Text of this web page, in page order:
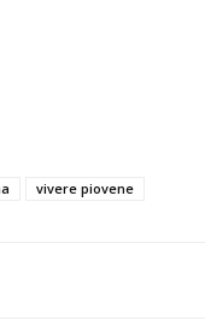
vivere piovene